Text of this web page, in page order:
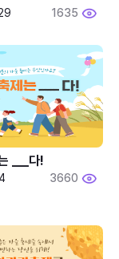
1635
3660